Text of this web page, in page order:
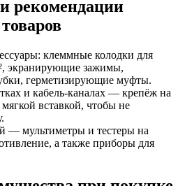
рекомендации
клеммные колодки для
экранирующие зажимы,
герметизирующие муфты.
и кабель-каналах — крепёж на
вставкой, чтобы не
— мультиметры и тестеры на
а также приборы для